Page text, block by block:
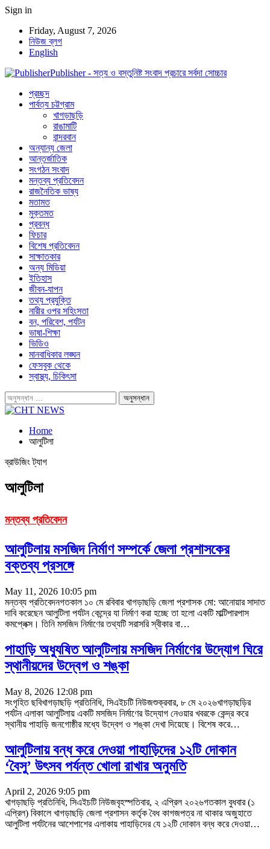
Sign in
Friday, August 7, 2026
নিউজ ব্লগ
English
Publisher - সত্য ও বস্তুনিষ্ট সংবাদ প্রচারে সর্বদা সোচ্চার
প্রচ্ছদ
পার্বত্য চট্টগ্রাম
খাগড়াছড়ি
রাঙামাটি
বান্দরবান
অন্যান্য জেলা
আন্তর্জাতিক
সংগঠন সংবাদ
মন্তব্য প্রতিবেদন
রাজনৈতিক ভাষ্য
মতামত
মুক্তমত
প্রবন্ধ
ফিচার
বিশেষ প্রতিবেদন
সাক্ষাতকার
অন্য মিডিয়া
ইতিহাস
জীবন-যাপন
তথ্য প্রযুক্তি
নারীর ওপর সহিংসতা
বন, পরিবেশ, পর্যটন
ভাষা-শিক্ষা
ভিডিও
মানবাধিকার লঙ্ঘন
ফেসবুক থেকে
স্বাস্থ্য, চিকিৎসা
Home
আলুটিলা
ব্রাউজিং ট্যাগ
আলুটিলা
মন্তব্য প্রতিবেদন
আলুটিলায় মসজিদ নির্মাণ সম্পর্কে জেলা প্রশাসকের
বক্তব্য প্রসঙ্গে
May 11, 2026 10:05 pm
মন্তব্য প্রতিবেদনগতকাল ১০ মে রবিবার খাগড়াছড়ি জেলা প্রশাসক মো: আনোয়ার সাদাত
দাবি করেছেন আলুটিলা পর্যটন কেন্দ্রে যা নির্মাণ করা হচ্ছে তা হলো একটি মাল্টিপারপাস
কমপ্লেক্স। তিনি মসজিদ নির্মাণের তথ্যটি সরাসরি স্বীকার বা…
পাহাড়ি অধ্যুষিত আলুটিলায় মসজিদ নির্মাণের উদ্যোগ ঘিরে
স্থানীয়দের উদ্বেগ ও শঙ্কা
May 8, 2026 12:08 pm
সংগৃহিত ছবিখাগড়াছড়ি প্রতিনিধি, সিএইচটি নিউজশুক্রবার, ৮ মে ২০২৬খাগড়াছড়ির
পর্যটন এলাকা আলুটিলায় একটি মসজিদ নির্মাণের উদ্যোগ নেওয়ার খবরকে কেন্দ্র করে
স্থানীয় পাহাড়ি জনগোষ্ঠীর মধ্যে উদ্বেগ ও শঙ্কা দেখা দিয়েছে। বিশেষ করে…
আলুটিলায় বন্ধ করে দেওয়া পাহাড়িদের ১২টি দোকান
‌‌‘বৈসু’ উৎসব পর্যন্ত খোলা রাখার অনুমতি
April 2, 2026 9:05 pm
খাগড়াছড়ি প্রতিনিধি, সিএইচটি নিউজবৃহস্পতিবার, ২ এপ্রিল ২০২৬গতকাল বুধবার (১
এপ্রিল) বিকালে খাগড়াছড়ি জেলা প্রশাসন কর্তৃক বৈধ কাগজপত্র না থাকার অজুহাতে
আলুটিলা পর্যটনের আশেপাশের এলাকায় পাহাড়িদের যে ১২টি দোকান বন্ধ করে দেওয়া…